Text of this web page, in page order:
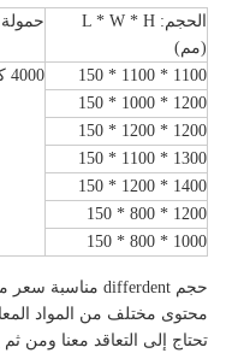
الحجم: L * W * H
(مم)
1100 * 1100 * 150 4000 كجم
1200 * 1000 * 150
1200 * 1200 * 150
1300 * 1100 * 150
1400 * 1200 * 150
1200 * 800 * 150
1000 * 800 * 150
حجم differdent مناسبة سعر مختلف.
محتوى مختلف من المواد
تحتاج إلى التعاقد معنا ومن